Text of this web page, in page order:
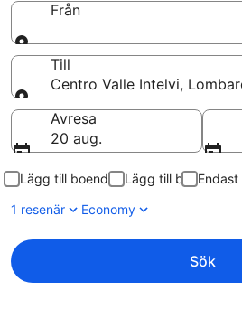
Från
Från
Till
Centro Valle Intelvi,
Till
Avresa
20 aug.
Lägg till boende Lägg till bil
1 resenär
Economy
Sök